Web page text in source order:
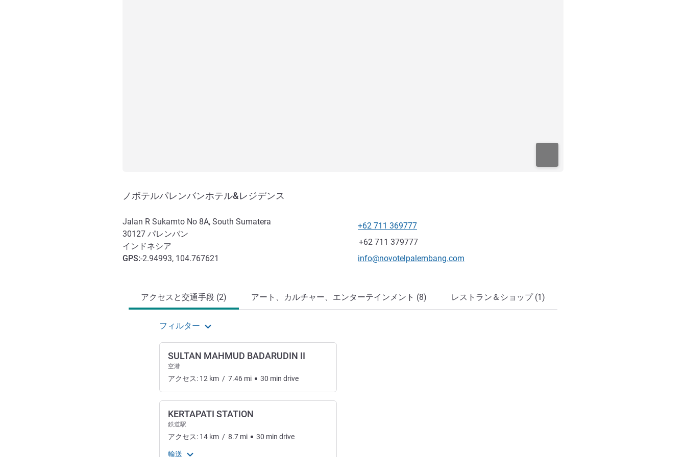
ノボテルパレンバンホテル&レジデンス
Jalan R Sukamto No 8A, South Sumatera
30127 パレンバン
インドネシア
GPS:-2.94993, 104.767621
電話番号
+62 711 369777
ファックス
+62 711 379777
Eメール
info@novotelpalembang.com
アクセスと交通手段 (2) アート、カルチャー、エンターテインメント (8) レストラン＆ショップ (1)
フィルター
SULTAN MAHMUD BADARUDIN II
空港
アクセス: 12 km / 7.46 mi 30 min drive
KERTAPATI STATION
鉄道駅
アクセス: 14 km / 8.7 mi 30 min drive
輸送